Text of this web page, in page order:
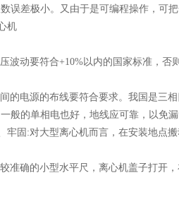
误差极小。又由于是可编程操作，可
机
波动要符合+10%以内的国家标准，否
的电源的布线要符合要求。我国是三
般的单相电也好，地线应可靠，以免
固:对大型离心机而言，在安装地点
准确的小型水平尺，离心机盖子打开